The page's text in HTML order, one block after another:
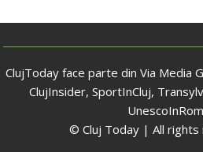
ClujToday face parte din Via Media
ClujInsider, SportInCluj,
© Cluj Today | All